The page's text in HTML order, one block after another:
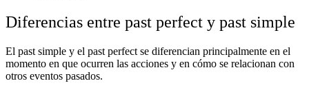
Diferencias entre past perfect y past simple
El past simple y el past perfect se diferencian principalmente en el
momento en que ocurren las acciones y en cómo se relacionan con
otros eventos pasados.